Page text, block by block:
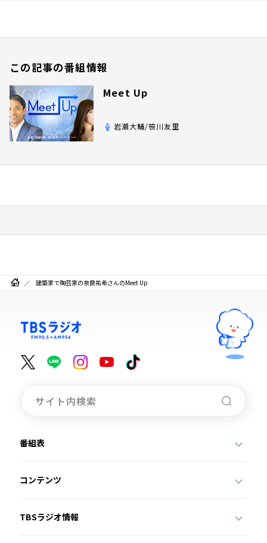
この記事の番組情報
Meet Up
岩瀬大輔/笹川友里
建築家で陶芸家の奈良祐希さんのMeet Up
番組表
コンテンツ
TBSラジオ情報